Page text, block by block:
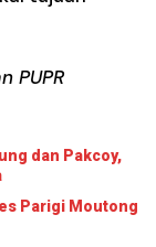
PUPR
dan Pakcoy,
Parigi Moutong